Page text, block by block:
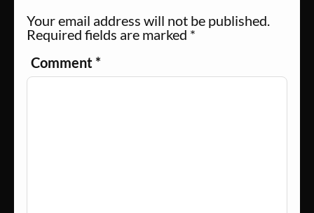
Your email address will not be published.
Required fields are marked *
Comment *